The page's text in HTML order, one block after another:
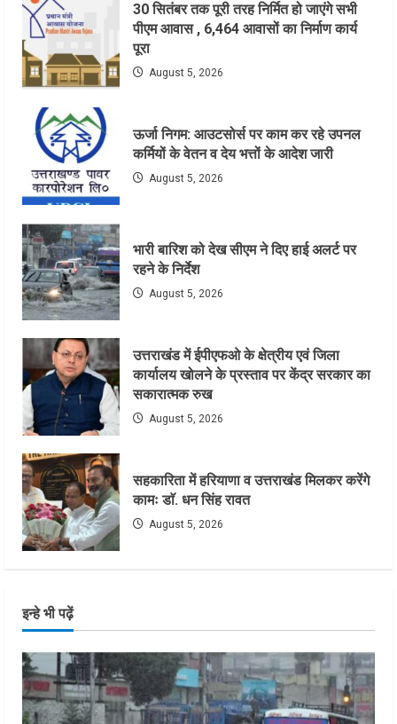
30 सितंबर तक पूरी तरह निर्मित हो जाएंगे सभी
पीएम आवास , 6,464 आवासों का निर्माण कार्य
पूरा
August 5, 2026
ऊर्जा निगम: आउटसोर्स पर काम कर रहे उपनल
कर्मियों के वेतन व देय भत्तों के आदेश जारी
August 5, 2026
भारी बारिश को देख सीएम ने दिए हाई अलर्ट पर
रहने के निर्देश
August 5, 2026
उत्तराखंड में ईपीएफओ के क्षेत्रीय एवं जिला
कार्यालय खोलने के प्रस्ताव पर केंद्र सरकार का
सकारात्मक रुख
August 5, 2026
सहकारिता में हरियाणा व उत्तराखंड मिलकर करेंगे
कामः डाॅ. धन सिंह रावत
August 5, 2026
इन्हे भी पढ़ें